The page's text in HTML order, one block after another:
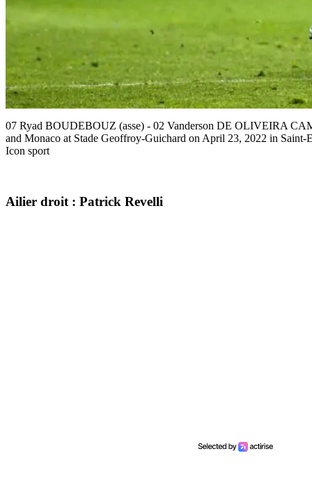
07 Ryad BOUDEBOUZ (asse) - 02 Vanderson DE OLIVEIRA
and Monaco at Stade Geoffroy-Guichard on April 23, 2022 in
Icon sport
Ailier droit : Patrick Revelli